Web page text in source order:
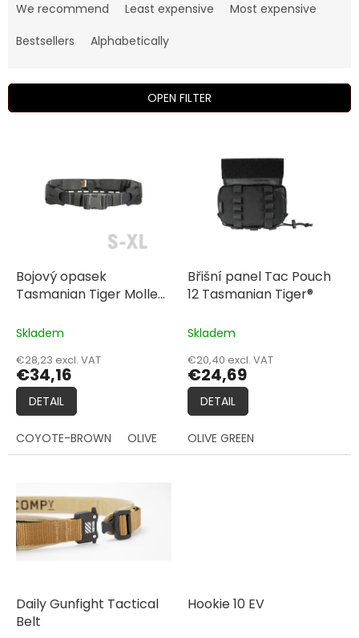
d
c
s
We recommend Least expensive
Most expensive
Bestsellers
Alphabetically
OPEN FILTER
o
d
c
Bojový opasek
Tasmanian Tiger Molle
Skladem
€28,23 excl. VAT
€34,16
DETAIL
COYOTE-BROWN OLIVE
Břišní panel Tac Pouch
12 Tasmanian Tiger®
Skladem
€20,40 excl. VAT
€24,69
DETAIL
OLIVE GREEN
Daily Gunfight Tactical
Belt
Hookie 10 EV